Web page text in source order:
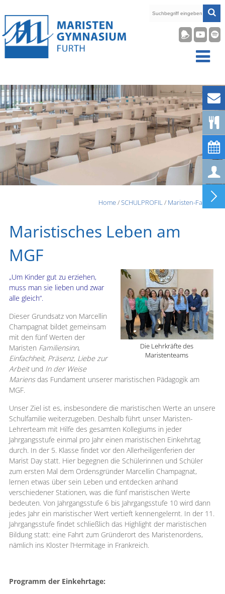





Home/SCHULPROFIL/ Maristen-Familie
Maristisches Leben am
MGF
Die Lehrkräfte des
Maristenteams
„Um Kinder gut zu erziehen,
muss man sie lieben und zwar
alle gleich“.
Dieser Grundsatz von Marcellin
Champagnat bildet gemeinsam
mit den fünf Werten der
Maristen Familiensinn,
Einfachheit, Präsenz, Liebe zur
Arbeitund In der Weise
Mariensdas Fundament unserer maristischen Pädagogik am
MGF.
Unser Ziel ist es, insbesondere die maristischen Werte an unsere
Schulfamilie weiterzugeben. Deshalb führt unser Maristen-
Lehrerteam mit Hilfe des gesamten Kollegiums in jeder
Jahrgangsstufe einmal pro Jahr einen maristischen Einkehrtag
durch. In der 5. Klasse findet vor den Allerheiligenferien der
Marist Day statt. Hier begegnen die Schülerinnen und Schüler
zum ersten Mal dem Ordensgründer Marcellin Champagnat,
lernen etwas über sein Leben und entdecken anhand
verschiedener Stationen, was die fünf maristischen Werte
bedeuten. Von Jahrgangsstufe 6 bis Jahrgangsstufe 10 wird dann
jedes Jahr ein maristischer Wert vertieft kennengelernt. In der 11.
Jahrgangsstufe findet schließlich das Highlight der maristischen
Bildung statt: eine Fahrt zum Gründerort des Maristenordens,
nämlich ins Kloster l’Hermitage in Frankreich.
Programm der Einkehrtage:




